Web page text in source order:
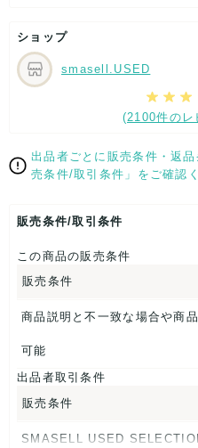
ご確認下さいませ。
【 サイズ・容量 】
【 商品札 】
ショップ
smasell.USED
(2100件のレ
出品者ごとに販売条件・返
売条件/取引条件」をご確認
販売条件/取引条件
この商品の販売条件
販売条件
商品説明と不一致な場合や商
可能
出品者取引条件
販売条件
SMASELL USED